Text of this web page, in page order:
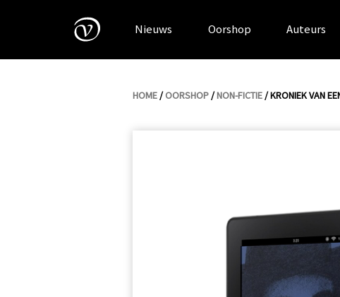
Nieuws Oorshop Auteurs
HOME/OORSHOP/NON-FICTIE/ KRONIEK VAN